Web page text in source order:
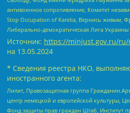
антивоенное сопротивление, Комитет
Stop Occupation of Karelia, Вернись живым,
Либерально-демократическая Лига Украины
Источник: https://minjust.gov.ru/ru/
на 13.05.2024
* Сведения реестра НКО,
иностранного агента:
Лилит, Правозащитная группа
центр немецкой и европейской культуры,
Фонд защиты прав граждан Штаб, Институт